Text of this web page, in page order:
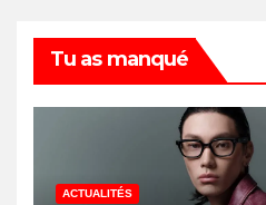
Tu as manqué
ACTUALITÉS